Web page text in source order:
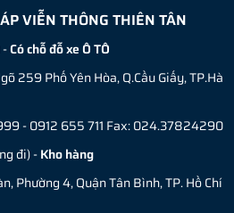
VIỄN THÔNG THIÊN TÂN
-Có chỗ đỗ xe Ô TÔ
259 Phố Yên Hòa, Q.Cầu Giấy, TP.Hà
- 0912 655 711 Fax: 024.37824290
đi) -Kho hàng
Phường 4, Quận Tân Bình, TP. Hồ Chí